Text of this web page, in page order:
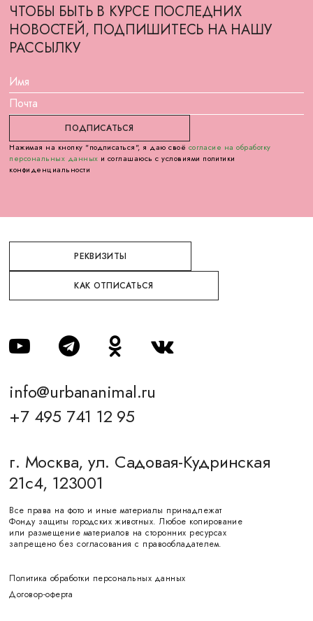
ЧТОБЫ БЫТЬ В КУРСЕ ПОСЛЕДНИХ
НОВОСТЕЙ, ПОДПИШИТЕСЬ НА НАШУ
РАССЫЛКУ
Нажимая на кнопку "подписаться", я даю своё согласие на обработку
персональных данных и соглашаюсь с условиями политики
конфиденциальности
РЕКВИЗИТЫ
КАК ОТПИСАТЬСЯ
info@urbananimal.ru
+7 495 741 12 95
г. Москва, ул. Садовая-Кудринская
21с4, 123001
Все права на фото и иные материалы принадлежат
Фонду защиты городских животных. Любое копирование
или размещение материалов на сторонних ресурсах
запрещено без согласования с правообладателем.
Политика обработки персональных данных
Договор-оферта